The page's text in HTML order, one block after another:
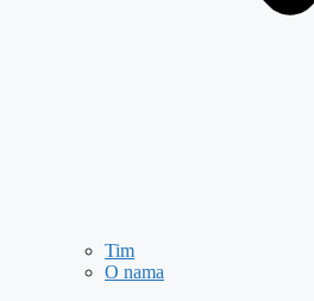
Tim
O nama